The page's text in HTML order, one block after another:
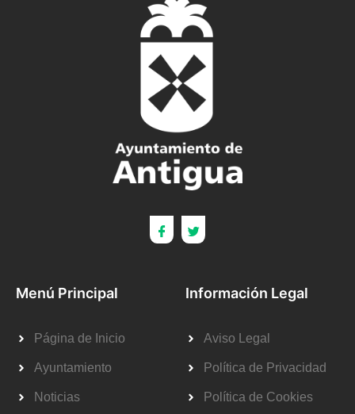
Menú Principal
Página de Inicio
Ayuntamiento
Noticias
Información Legal
Aviso Legal
Política de Privacidad
Política de Cookies